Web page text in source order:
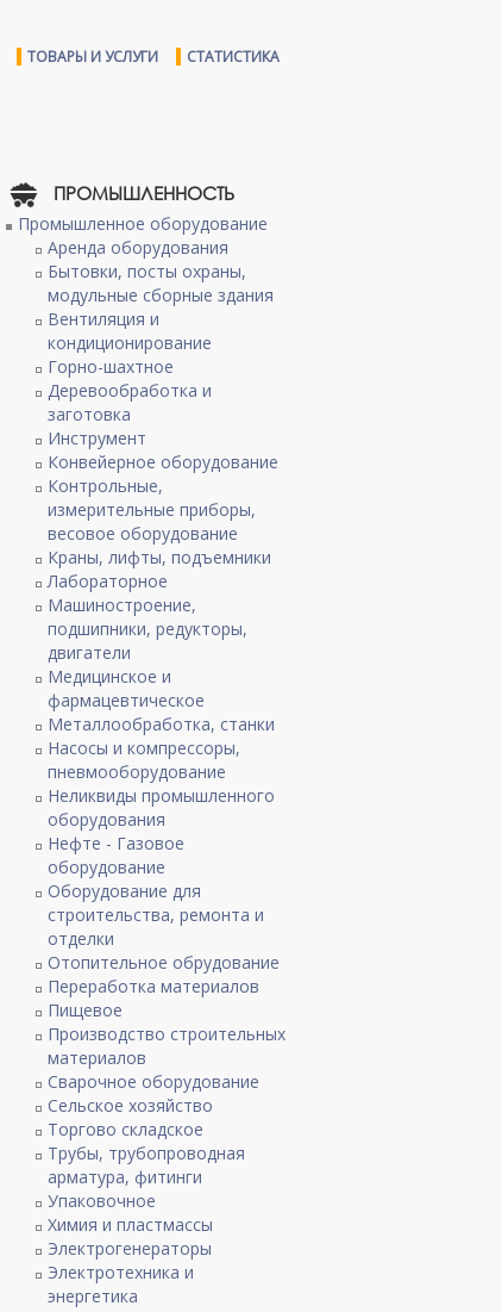
ТОВАРЫ И УСЛУГИ СТАТИСТИКА
ПРОМЫШЛЕННОСТЬ
Промышленное оборудование
Аренда оборудования
Бытовки, посты охраны,
модульные сборные здания
Вентиляция и
кондиционирование
Горно-шахтное
Деревообработка и
заготовка
Инструмент
Конвейерное оборудование
Контрольные,
измерительные приборы,
весовое оборудование
Краны, лифты, подъемники
Лабораторное
Машиностроение,
подшипники, редукторы,
двигатели
Медицинское и
фармацевтическое
Металлообработка, станки
Насосы и компрессоры,
пневмооборудование
Неликвиды промышленного
оборудования
Нефте - Газовое
оборудование
Оборудование для
строительства, ремонта и
отделки
Отопительное обрудование
Переработка материалов
Пищевое
Производство строительных
материалов
Сварочное оборудование
Сельское хозяйство
Торгово складское
Трубы, трубопроводная
арматура, фитинги
Упаковочное
Химия и пластмассы
Электрогенераторы
Электротехника и
энергетика